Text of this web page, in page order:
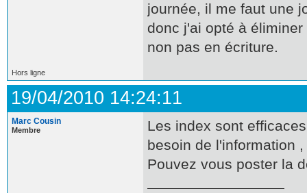
journée, il me faut une
donc j'ai opté à
non pas en écriture.
Hors ligne
19/04/2010 14:24:11
Marc Cousin
Membre
Les index sont
besoin de l'information
Pouvez vous poster la